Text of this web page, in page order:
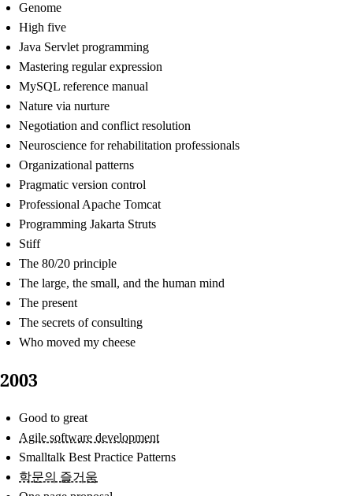
Genome
High five
Java Servlet programming
Mastering regular expression
MySQL reference manual
Nature via nurture
Negotiation and conflict resolution
Neuroscience for rehabilitation professionals
Organizational patterns
Pragmatic version control
Professional Apache Tomcat
Programming Jakarta Struts
Stiff
The 80/20 principle
The large, the small, and the human mind
The present
The secrets of consulting
Who moved my cheese
2003
Good to great
Agile software development
Smalltalk Best Practice Patterns
학문의 즐거움